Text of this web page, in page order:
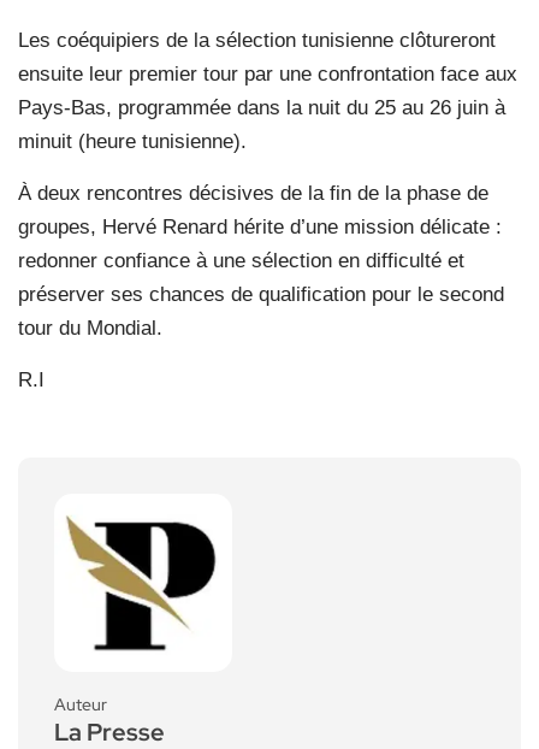
Les coéquipiers de la sélection tunisienne clôtureront
ensuite leur premier tour par une confrontation face aux
Pays-Bas, programmée dans la nuit du 25 au 26 juin à
minuit (heure tunisienne).
À deux rencontres décisives de la fin de la phase de
groupes, Hervé Renard hérite d’une mission délicate :
redonner confiance à une sélection en difficulté et
préserver ses chances de qualification pour le second
tour du Mondial.
R.I
Auteur
La Presse